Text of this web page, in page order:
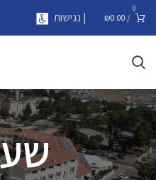
0
/
₪0.00 | נגישות